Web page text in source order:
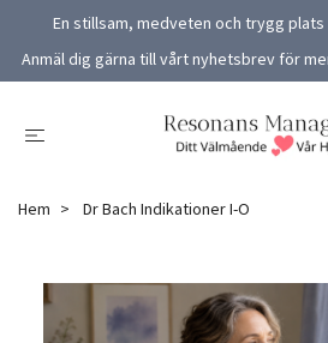
En stillsam, medveten och trygg
Anmäl dig gärna till vårt nyhetsbrev för
Hem Dr Bach Indikationer I-O